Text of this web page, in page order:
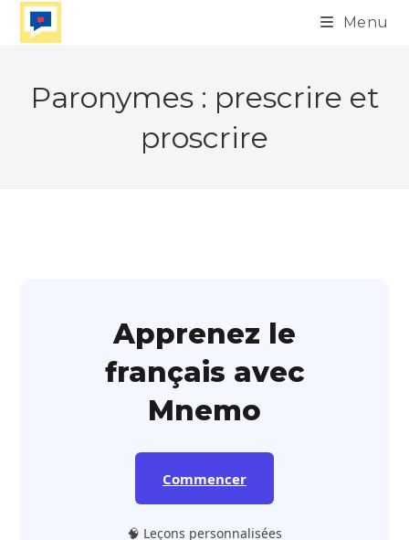
Skip
Menu
Paronymes : prescrire et
proscrire
Apprenez le
français avec
Mnemo
Commencer
🧠 Leçons personnalisées